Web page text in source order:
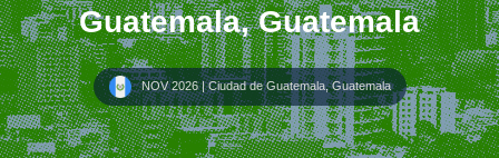
Guatemala, Guatemala
NOV 2026 | Ciudad de Guatemala, Guatemala